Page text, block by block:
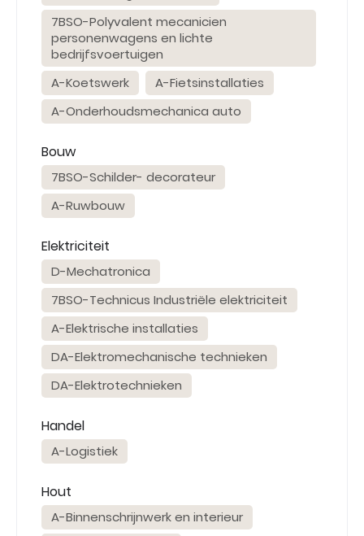
7BSO-Polyvalent mecanicien
personenwagens en lichte
bedrijfsvoertuigen
A-Koetswerk
A-Fietsinstallaties
A-Onderhoudsmechanica auto
Bouw
7BSO-Schilder- decorateur
A-Ruwbouw
Elektriciteit
D-Mechatronica
7BSO-Technicus Industriële elektriciteit
A-Elektrische installaties
DA-Elektromechanische technieken
DA-Elektrotechnieken
Handel
A-Logistiek
Hout
A-Binnenschrijnwerk en interieur